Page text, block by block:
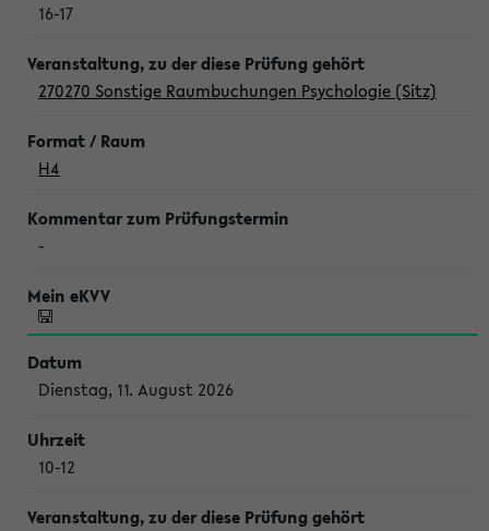
16-17
270270 Sonstige Raumbuchungen Psychologie (Sitz)
H4
-
Dienstag, 11. August 2026
10-12